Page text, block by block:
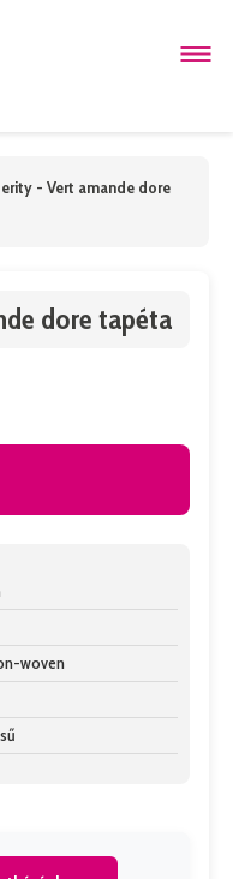
- Vert amande dore
dore tapéta
woven